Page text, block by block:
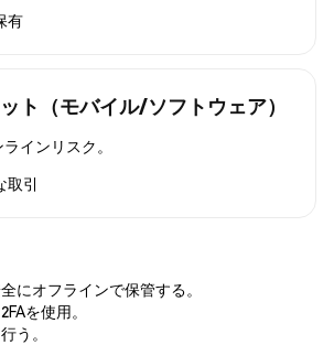
有
ト（モバイル/ソフトウェア）
インリスク。
取引
にオフラインで保管する。
を使用。
う。